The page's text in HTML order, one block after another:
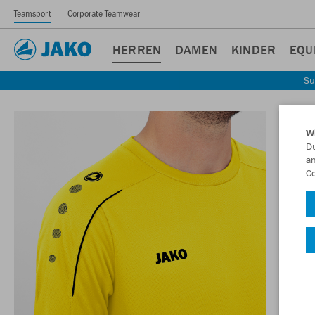
Teamsport Corporate Teamwear
HERREN DAMEN KINDER